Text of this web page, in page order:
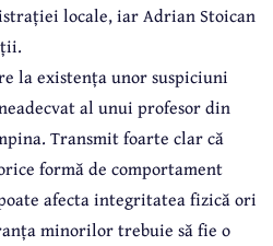
locale, iar Adrian Stoican
la existența unor suspiciuni
al unui profesor din
Transmit foarte clar că
formă de comportament
afecta integritatea fizică ori
minorilor trebuie să fie o